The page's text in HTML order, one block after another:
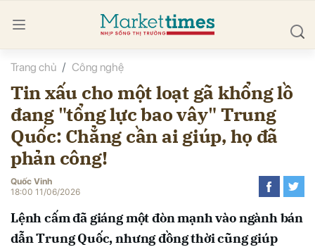
Trang chủ Công nghệ
Tin xấu cho một loạt gã khổng lồ
đang "tổng lực bao vây" Trung
Quốc: Chẳng cần ai giúp, họ đã
phản công!
Quốc Vinh
18:00 11/06/2026
Lệnh cấm đã giáng một đòn mạnh vào ngành bán
dẫn Trung Quốc, nhưng đồng thời cũng giúp
luận